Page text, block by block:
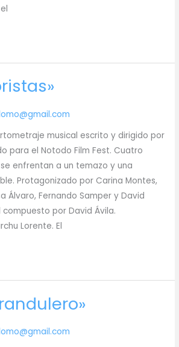
musical escrito y dirigido por
para el Notodo Film Fest. Cuatro
enfrentan a un temazo y una
Protagonizado por Carina Montes,
Álvaro, Fernando Samper y David
compuesto por David Ávila.
Lorente. El